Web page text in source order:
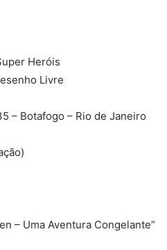
Heróis
Livre
– Botafogo – Rio de Janeiro
– Uma Aventura Congelante”